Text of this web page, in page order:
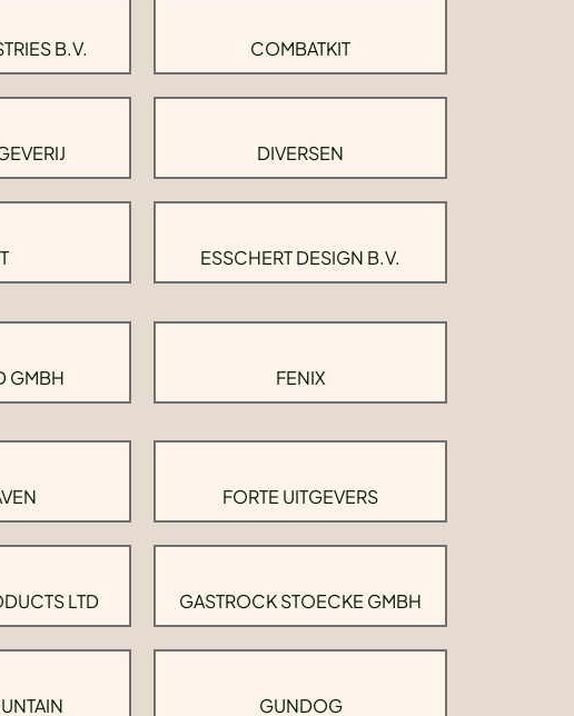
B.V. COMBATKIT
DIVERSEN
ESSCHERT DESIGN B.V.
GMBH FENIX
FORTE UITGEVERS
LTD GASTROCK STOECKE GMBH
GUNDOG